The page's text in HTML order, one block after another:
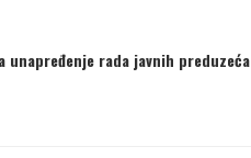
rada javnih preduzeća